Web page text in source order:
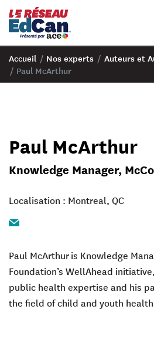
Accueil / Nos experts / Auteurs et
/ Paul McArthur
Paul McArthur
Knowledge Manager,
Localisation : Montreal, QC
Email
Paul McArthuris Knowledge
Foundation’s WellAhead
public health expertise and his
the field of child and youth